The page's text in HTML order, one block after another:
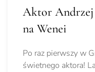
Aktor
na Wenei
Po raz pierwszy w
świetnego aktora!